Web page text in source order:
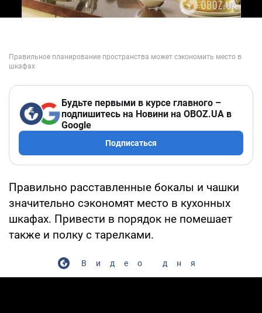
Будьте первыми в курсе главного –
подпишитесь на Новини на OBOZ.UA в
Google
Подписаться
Правильно расставленные бокалы и чашки
значительно сэкономят место в кухонных
шкафах. Привести в порядок не помешает
также и полку с тарелками.
Видео дня